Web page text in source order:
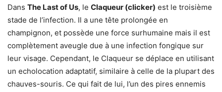
Dans The Last of Us, le Claqueur (clicker) est le troisième
stade de l’infection. Il a une tête prolongée en
champignon, et possède une force surhumaine mais il est
complètement aveugle due à une infection fongique sur
leur visage. Cependant, le Claqueur se déplace en utilisant
un echolocation adaptatif, similaire à celle de la plupart des
chauves-souris. Ce qui fait de lui, l’un des pires ennemis